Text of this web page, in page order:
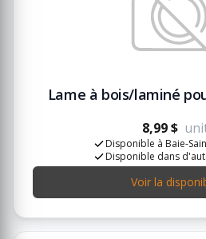
Lame à bois/laminé
8,99 $
Disponible à Baie-
Disponible dans
Voir la